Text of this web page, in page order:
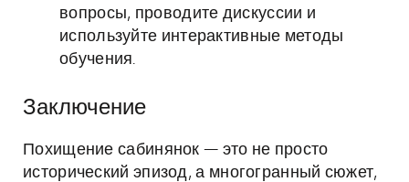
вопросы, проводите дискуссии и
используйте интерактивные методы
обучения.
Заключение
Похищение сабинянок — это не просто
исторический эпизод, а многогранный сюжет,